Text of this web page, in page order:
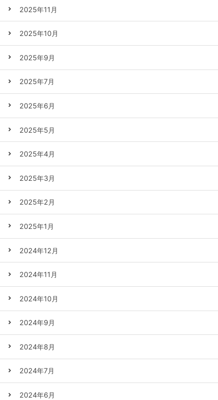
2025年11月
2025年10月
2025年9月
2025年7月
2025年6月
2025年5月
2025年4月
2025年3月
2025年2月
2025年1月
2024年12月
2024年11月
2024年10月
2024年9月
2024年8月
2024年7月
2024年6月